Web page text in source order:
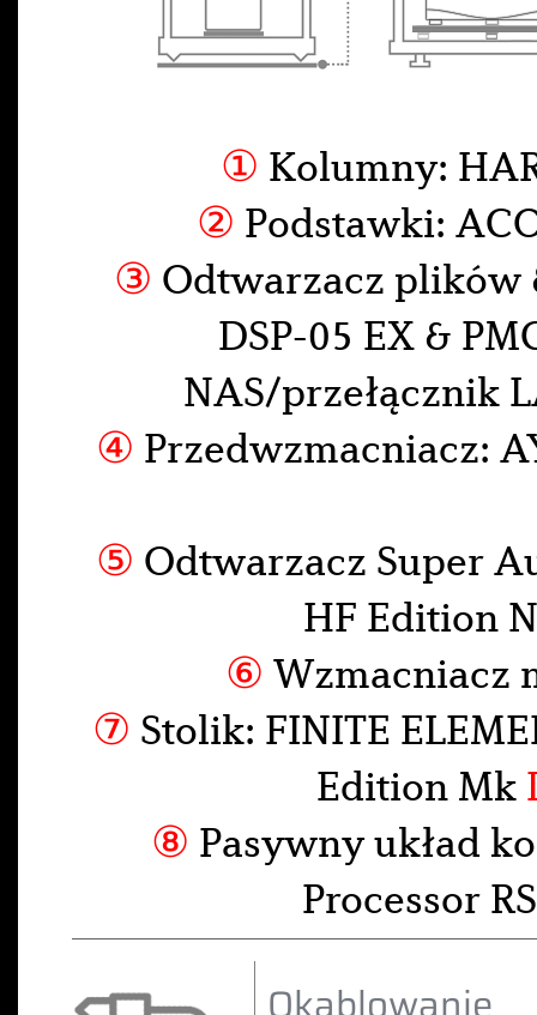
① Kolumny:
② Podstawki:
③ Odtwarzacz plików
DSP-05 EX &
NAS/przełącznik
④ Przedwzmacniacz:
⑤ Odtwarzacz Super
HF Edition
⑥ Wzmacniacz
⑦ Stolik: FINITE
Edition Mk
⑧ Pasywny układ
Processor